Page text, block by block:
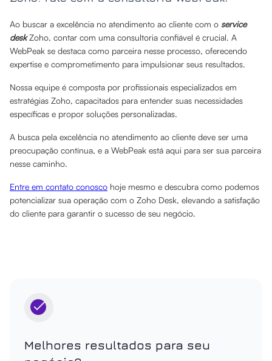
Ao buscar a excelência no atendimento ao cliente com o service
deskZoho, contar com uma consultoria confiável é crucial. A
WebPeak se destaca como parceira nesse processo, oferecendo
expertise e comprometimento para impulsionar seus resultados.
Nossa equipe é composta por profissionais especializados em
estratégias Zoho, capacitados para entender suas necessidades
específicas e propor soluções personalizadas.
A busca pela excelência no atendimento ao cliente deve ser uma
preocupação contínua, e a WebPeak está aqui para ser sua parceira
nesse caminho.
Entre em contato conosco hoje mesmo e descubra como podemos
potencializar sua operação com o Zoho Desk, elevando a satisfação
do cliente para garantir o sucesso de seu negócio.
Melhores resultados para seu